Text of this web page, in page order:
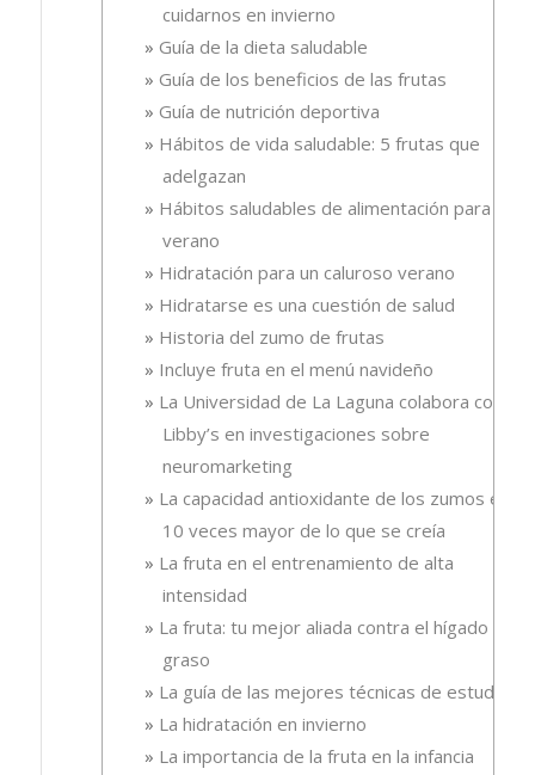
cuidarnos en invierno
Guía de la dieta saludable
Guía de los beneficios de las frutas
Guía de nutrición deportiva
Hábitos de vida saludable: 5 frutas que
adelgazan
Hábitos saludables de alimentación para el
verano
Hidratación para un caluroso verano
Hidratarse es una cuestión de salud
Historia del zumo de frutas
Incluye fruta en el menú navideño
La Universidad de La Laguna colabora con
Libby’s en investigaciones sobre
neuromarketing
La capacidad antioxidante de los zumos es
10 veces mayor de lo que se creía
La fruta en el entrenamiento de alta
intensidad
La fruta: tu mejor aliada contra el hígado
graso
La guía de las mejores técnicas de estudio
La hidratación en invierno
La importancia de la fruta en la infancia